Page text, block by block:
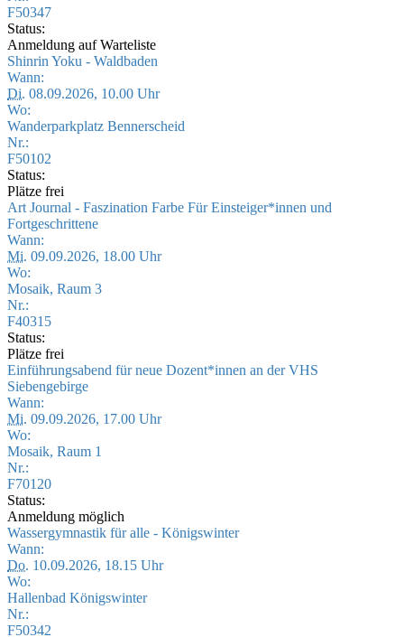
F50347
Status:
Anmeldung auf Warteliste
Shinrin Yoku - Waldbaden
Wann:
Di. 08.09.2026, 10.00 Uhr
Wo:
Wanderparkplatz Bennerscheid
Nr.:
F50102
Status:
Plätze frei
Art Journal - Faszination Farbe Für Einsteiger*innen und
Fortgeschrittene
Wann:
Mi. 09.09.2026, 18.00 Uhr
Wo:
Mosaik, Raum 3
Nr.:
F40315
Status:
Plätze frei
Einführungsabend für neue Dozent*innen an der VHS
Siebengebirge
Wann:
Mi. 09.09.2026, 17.00 Uhr
Wo:
Mosaik, Raum 1
Nr.:
F70120
Status:
Anmeldung möglich
Wassergymnastik für alle - Königswinter
Wann:
Do. 10.09.2026, 18.15 Uhr
Wo:
Hallenbad Königswinter
Nr.:
F50342